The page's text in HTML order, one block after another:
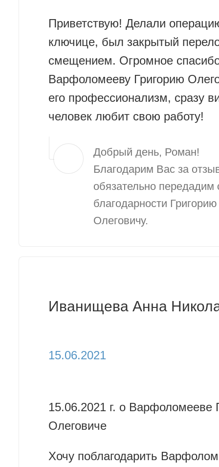
Приветствую! Делали
ключице, был закрытый
смещением. Огромное
Варфоломееву Григорию
его профессионализм, сразу
человек любит свою работу!
Добрый день, Роман!
Благодарим Вас за
обязательно передадим
благодарности Григорию
Олеговичу.
Иванищева Анна
15.06.2021
15.06.2021 г. о Варфоломееве
Олеговиче
Хочу поблагодарить